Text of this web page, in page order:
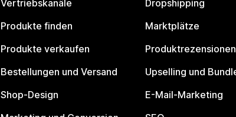
Vertriebskanäle
Produkte finden
Produkte verkaufen
Bestellungen und Versand
Shop-Design
Dropshipping
Marktplätze
Produktrezensionen
Upselling und
E-Mail-Marketing